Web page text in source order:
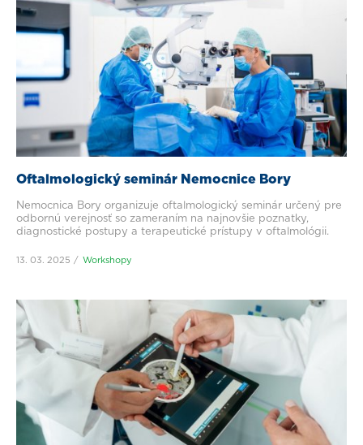
Oftalmologický seminár Nemocnice Bory
Nemocnica Bory organizuje oftalmologický seminár určený pre
odbornú verejnosť so zameraním na najnovšie poznatky,
diagnostické postupy a terapeutické prístupy v oftalmológii.
13. 03. 2025 Workshopy